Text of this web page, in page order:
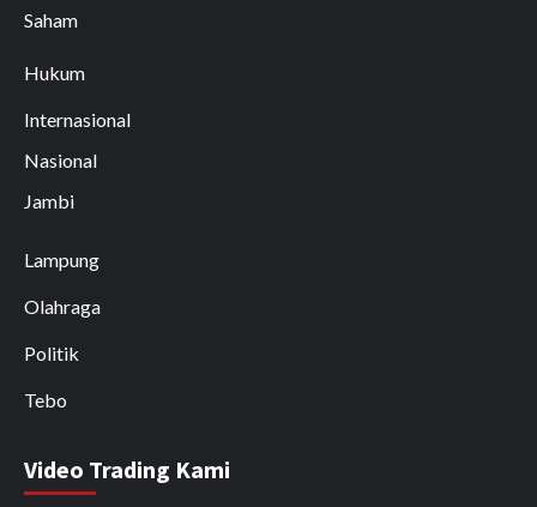
Saham
Hukum
Internasional
Nasional
Jambi
Lampung
Olahraga
Politik
Tebo
Video Trading Kami